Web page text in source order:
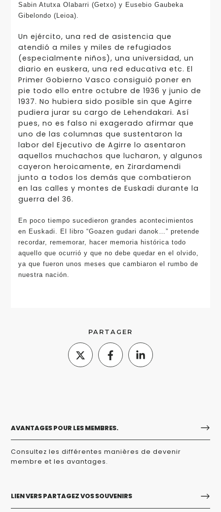
Sabin Atutxa Olabarri (Getxo) y Eusebio Gaubeka
Gibelondo (Leioa).
Un ejército, una red de asistencia que
atendió a miles y miles de refugiados
(especialmente niños), una universidad, un
diario en euskera, una red educativa etc. El
Primer Gobierno Vasco consiguió poner en
pie todo ello entre octubre de 1936 y junio de
1937. No hubiera sido posible sin que Agirre
pudiera jurar su cargo de Lehendakari. Así
pues, no es falso ni exagerado afirmar que
uno de las columnas que sustentaron la
labor del Ejecutivo de Agirre lo asentaron
aquellos muchachos que lucharon, y algunos
cayeron heroicamente, en Zirardamendi
junto a todos los demás que combatieron
en las calles y montes de Euskadi durante la
guerra del 36.
En poco tiempo sucedieron grandes acontecimientos
en Euskadi. El libro “Goazen gudari danok…” pretende
recordar, rememorar, hacer memoria histórica todo
aquello que ocurrió y que no debe quedar en el olvido,
ya que fueron unos meses que cambiaron el rumbo de
nuestra nación.
PARTAGER
AVANTAGES POUR LES MEMBRES.
Consultez les différentes manières de devenir
membre et les avantages.
LIEN VERS PARTAGEZ VOS SOUVENIRS